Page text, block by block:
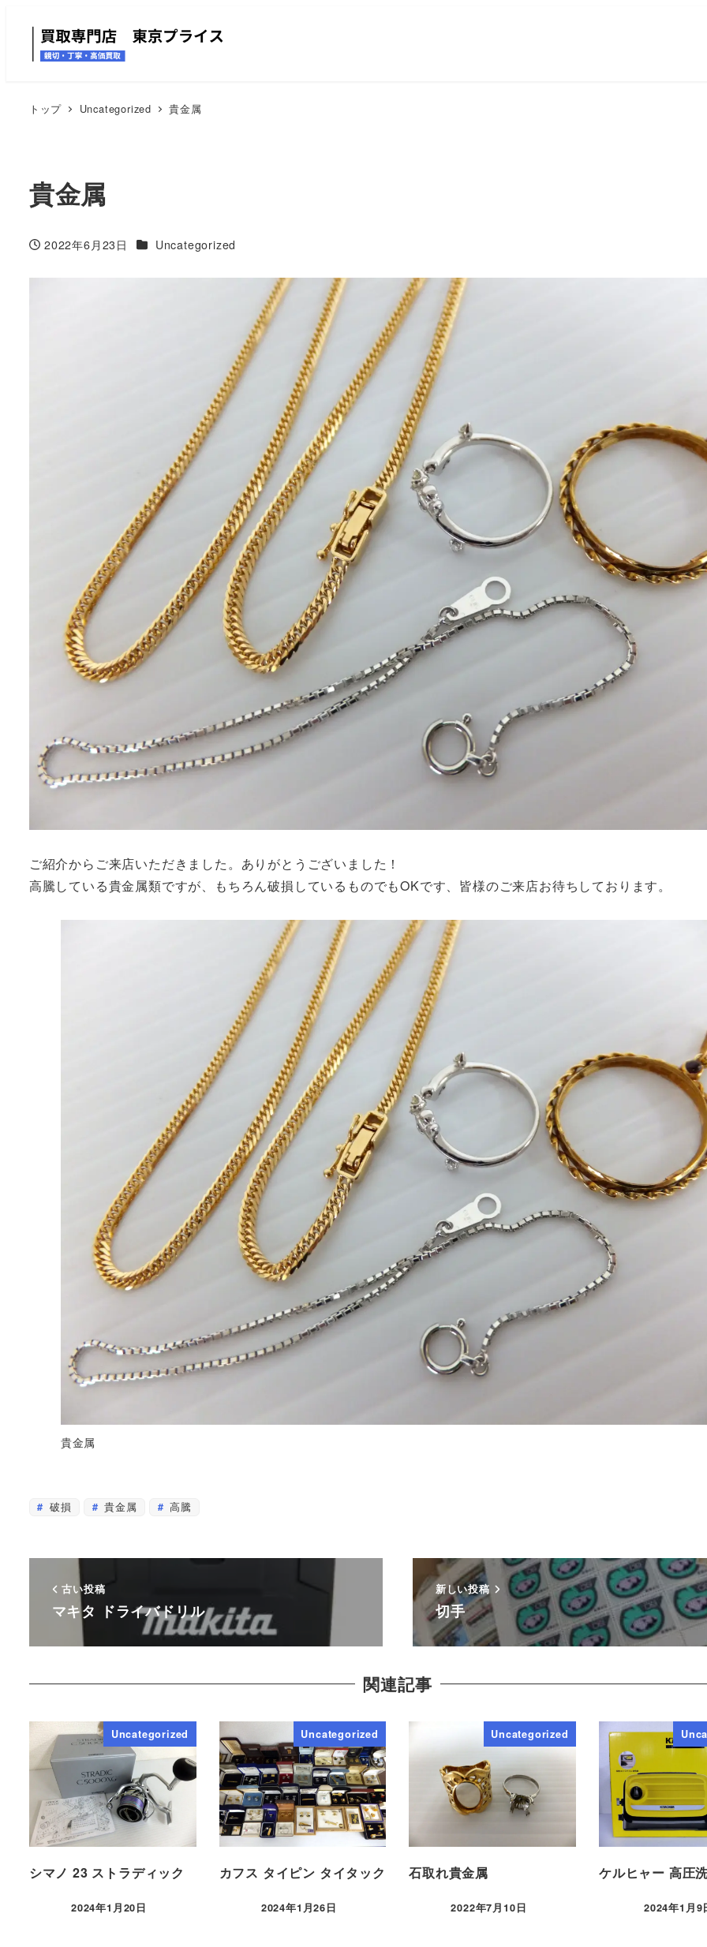
トップ Uncategorized 貴金属
貴金属
投稿日
2022年6月23日 カテゴリー
Uncategorized
ご紹介からご来店いただきました。ありがとうございました！
高騰している貴金属類ですが、もちろん破損しているものでもOKです、皆様のご来店お待ちしております。
貴金属
破損 貴金属 高騰
古い投稿
マキタ ドライバドリル
新しい投稿
切手
関連記事
Uncategorized
シマノ 23 ストラディック
2024年1月20日
Uncategorized
カフス タイピン タイタック
2024年1月26日
Uncategorized
石取れ貴金属
2022年7月10日
ケルヒャー 高圧
2024年1月9